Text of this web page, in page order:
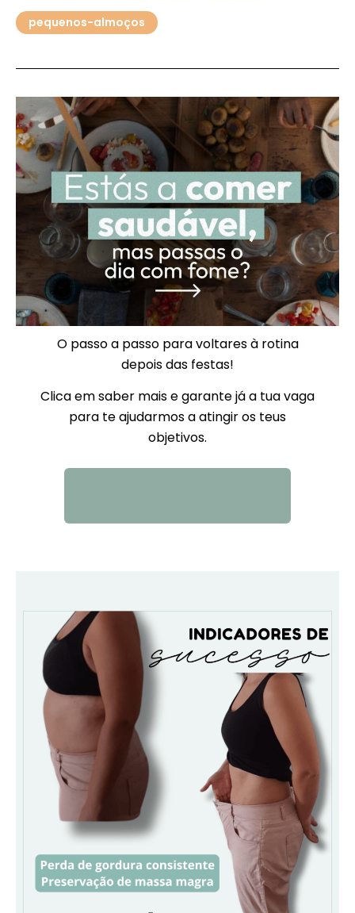
pequenos-almoços
O passo a passo para voltares à rotina
depois das festas!
Clica em saber mais e garante já a tua vaga
para te ajudarmos a atingir os teus
objetivos.